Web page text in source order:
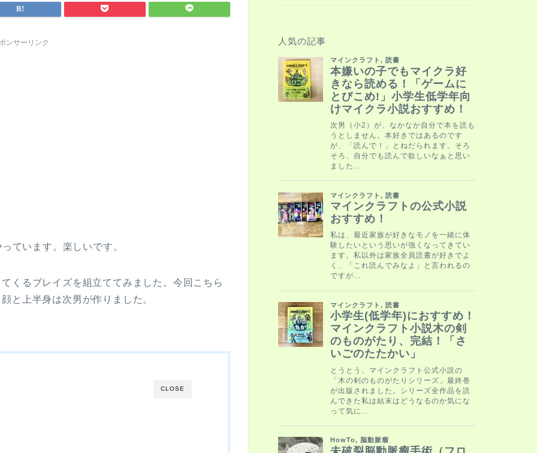
ンサーリンク
ています。楽しいです。
くるブレイズを組立ててみました。今回こちら
と上半身は次男が作りました。
CLOSE
人気の記事